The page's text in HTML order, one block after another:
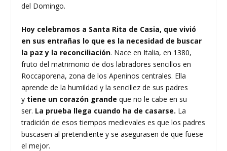
del Domingo.
Hoy celebramos a Santa Rita de Casia, que vivió
en sus entrañas lo que es la necesidad de buscar
la paz y la reconciliación. Nace en Italia, en 1380,
fruto del matrimonio de dos labradores sencillos en
Roccaporena, zona de los Apeninos centrales. Ella
aprende de la humildad y la sencillez de sus padres
y tiene un corazón grande que no le cabe en su
ser. La prueba llega cuando ha de casarse. La
tradición de esos tiempos medievales es que los padres
buscasen al pretendiente y se asegurasen de que fuese
el mejor.